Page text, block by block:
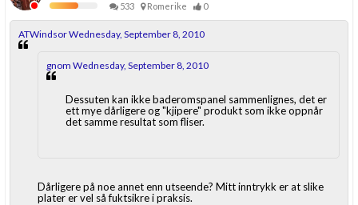
533
Romerike 0
ATWindsor Wednesday, September 8, 2010
gnom Wednesday, September 8, 2010
Dessuten kan ikke baderomspanel sammenlignes, det er
ett mye dårligere og "kjipere" produkt som ikke oppnår
det samme resultat som fliser.
Dårligere på noe annet enn utseende? Mitt inntrykk er at slike
plater er vel så fuktsikre i praksis.